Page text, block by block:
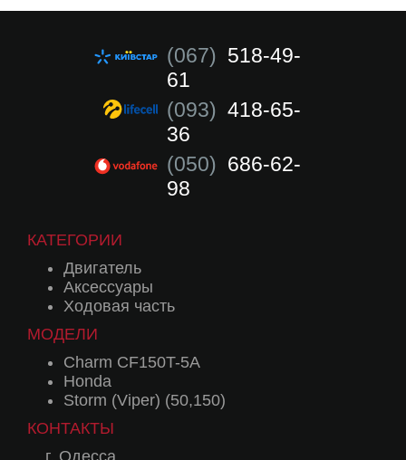
(067) 518-49-
61
(093) 418-65-
36
(050) 686-62-
98
КАТЕГОРИИ
Двигатель
Аксессуары
Ходовая часть
МОДЕЛИ
Charm CF150T-5A
Honda
Storm (Viper) (50,150)
КОНТАКТЫ